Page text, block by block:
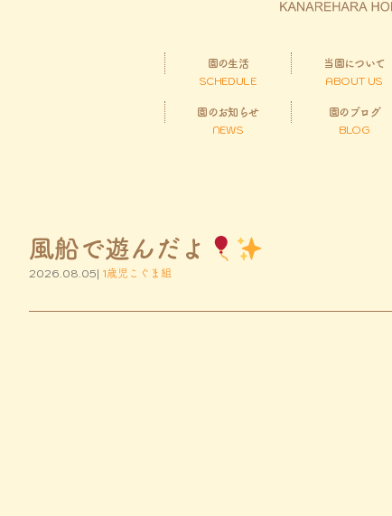
園の生活
SCHEDULE
当園について
ABOUT US
園のお知らせ
NEWS
園のブログ
BLOG
風船で遊んだよ
2026.08.05| 1歳児こぐま組